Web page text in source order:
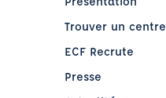
Trouver un centre
ECF Recrute
Presse